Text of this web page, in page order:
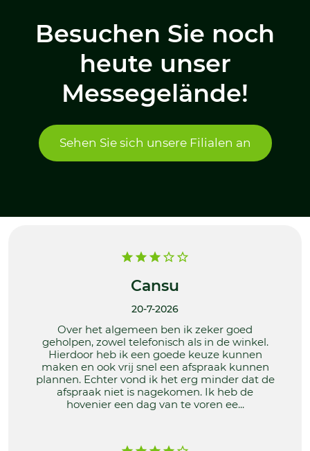
Besuchen Sie noch
heute unser
Messegelände!
Sehen Sie sich unsere Filialen an
Cansu
20-7-2026
Over het algemeen ben ik zeker goed
geholpen, zowel telefonisch als in de winkel.
Hierdoor heb ik een goede keuze kunnen
maken en ook vrij snel een afspraak kunnen
plannen. Echter vond ik het erg minder dat de
afspraak niet is nagekomen. Ik heb de
hovenier een dag van te voren ee...